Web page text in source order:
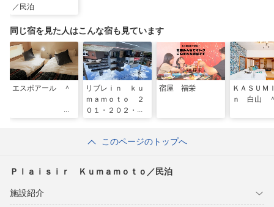
／民泊
同じ宿を見た人はこんな宿も見ています
エスポアール ＾
リブレｉｎ ｋｕ
ｍａｍｏｔｏ ２
０１・２０２・３
宿屋 福栄
ＫＡＳＵＭ
ｎ 白山
このページのトップへ
Ｐｌａｉｓｉｒ Ｋｕｍａｍｏｔｏ／民泊
施設紹介